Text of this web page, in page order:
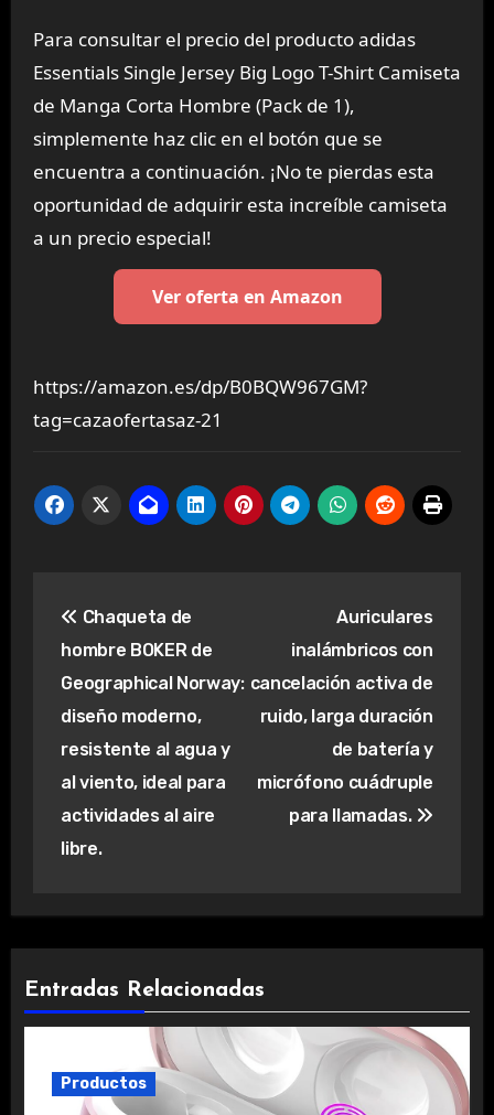
Para consultar el precio del producto adidas
Essentials Single Jersey Big Logo T-Shirt Camiseta
de Manga Corta Hombre (Pack de 1),
simplemente haz clic en el botón que se
encuentra a continuación. ¡No te pierdas esta
oportunidad de adquirir esta increíble camiseta
a un precio especial!
Ver oferta en Amazon
https://amazon.es/dp/B0BQW967GM?
tag=cazaofertasaz-21
de
entradas
Chaqueta de
hombre BOKER de
Geographical Norway:
diseño moderno,
resistente al agua y
al viento, ideal para
actividades al aire
libre.
Auriculares
inalámbricos con
cancelación activa de
ruido, larga duración
de batería y
micrófono cuádruple
para llamadas.
Entradas Relacionadas
Productos